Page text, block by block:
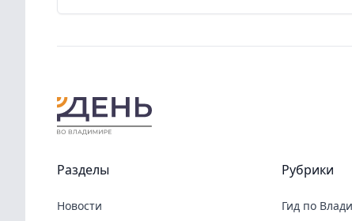
Разделы
Новости
Рубрики
Гид по